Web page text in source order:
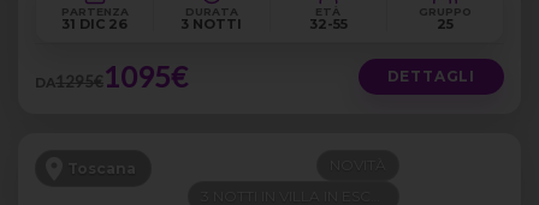
PARTENZA
31 DIC 26
DURATA
3 NOTTI
ETÀ
32-55
GRUPPO
25
DA1295€1095€ DETTAGLI
Toscana